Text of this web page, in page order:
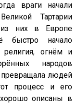
враги начали
Тартарии
из них в Европе
быстро начало
религия, огнём и
народов
людей
процесс и его
описаны в